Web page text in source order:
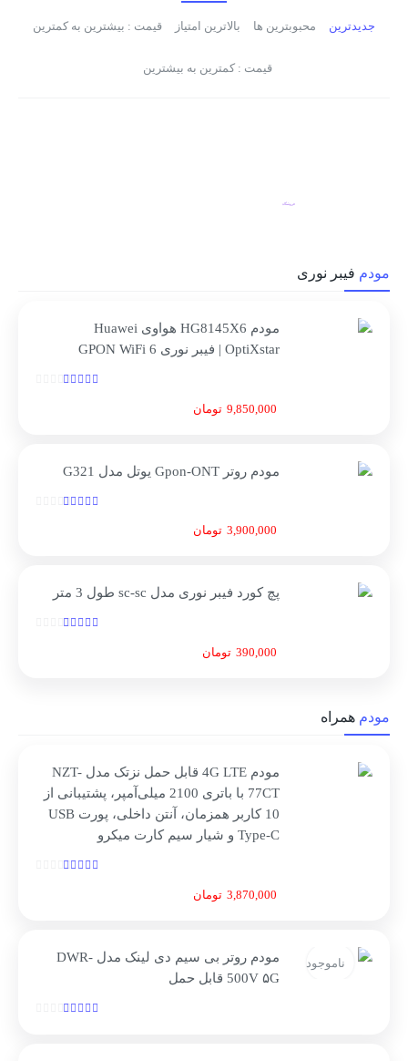
جدیدترین محبوبترین ها بالاترین امتیاز قیمت : بیشترین به کمترین
قیمت : کمترین به بیشترین
فروشگاه
مودم فیبر نوری
مودم HG8145X6 هواوی Huawei
OptiXstar | فیبر نوری GPON WiFi 6
تومان
مودم روتر Gpon-ONT یوتل مدل G321
تومان
پچ کورد فیبر نوری مدل sc-sc طول 3 متر
تومان
مودم همراه
مودم 4G LTE قابل حمل نزتک مدل NZT-
77CT با باتری 2100 میلی‌آمپر، پشتیبانی از
10 کاربر همزمان، آنتن داخلی، پورت USB
Type-C و شیار سیم کارت میکرو
تومان
ناموجود
مودم روتر بی سیم دی لینک مدل DWR-
500V ۵G قابل حمل